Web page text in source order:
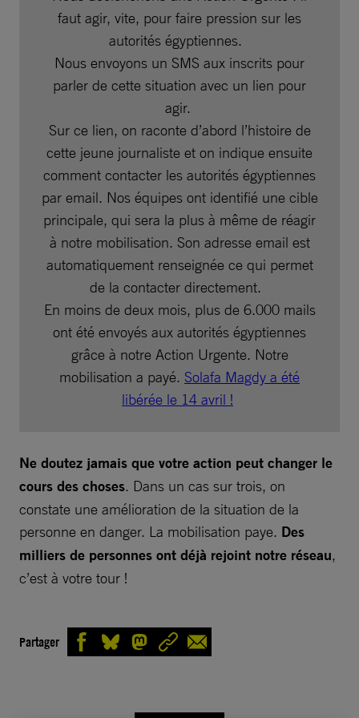
faut agir, vite, pour faire pression sur les
autorités égyptiennes.
Nous envoyons un SMS aux inscrits pour
parler de cette situation avec un lien pour
agir.
Sur ce lien, on raconte d’abord l’histoire de
cette jeune journaliste et on indique ensuite
comment contacter les autorités égyptiennes
par email. Nos équipes ont identifié une cible
principale, qui sera la plus à même de réagir
à notre mobilisation. Son adresse email est
automatiquement renseignée ce qui permet
de la contacter directement.
En moins de deux mois, plus de 6.000 mails
ont été envoyés aux autorités égyptiennes
grâce à notre Action Urgente. Notre
mobilisation a payé. Solafa Magdy a été
libérée le 14 avril !
Ne doutez jamais que votre action peut changer le
cours des choses. Dans un cas sur trois, on
constate une amélioration de la situation de la
personne en danger. La mobilisation paye. Des
milliers de personnes ont déjà rejoint notre réseau,
c’est à votre tour !
Partager